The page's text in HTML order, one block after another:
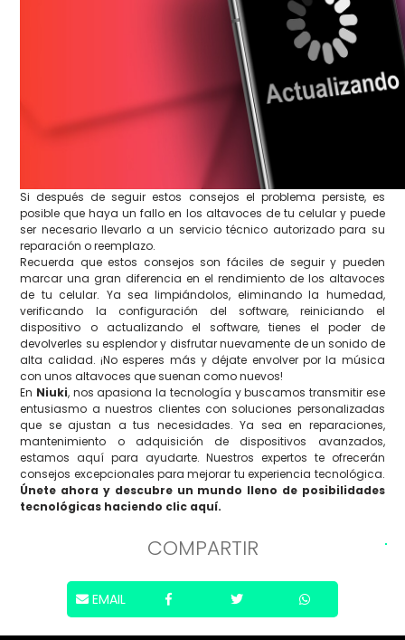
Si después de seguir estos consejos el problema persiste, es
posible que haya un fallo en los altavoces de tu celular y puede
ser necesario llevarlo a un servicio técnico autorizado para su
reparación o reemplazo.
Recuerda que estos consejos son fáciles de seguir y pueden
marcar una gran diferencia en el rendimiento de los altavoces
de tu celular. Ya sea limpiándolos, eliminando la humedad,
verificando la configuración del software, reiniciando el
dispositivo o actualizando el software, tienes el poder de
devolverles su esplendor y disfrutar nuevamente de un sonido de
alta calidad. ¡No esperes más y déjate envolver por la música
con unos altavoces que suenan como nuevos!
En Niuki, nos apasiona la tecnología y buscamos transmitir ese
entusiasmo a nuestros clientes con soluciones personalizadas
que se ajustan a tus necesidades. Ya sea en reparaciones,
mantenimiento o adquisición de dispositivos avanzados,
estamos aquí para ayudarte. Nuestros expertos te ofrecerán
consejos excepcionales para mejorar tu experiencia tecnológica.
Únete ahora y descubre un mundo lleno de posibilidades
tecnológicas haciendo clic aquí.
COMPARTIR
EMAIL